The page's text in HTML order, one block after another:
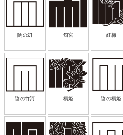
陰の幻 匂宮 紅梅
陰の竹河 橋姫 陰の橋姫